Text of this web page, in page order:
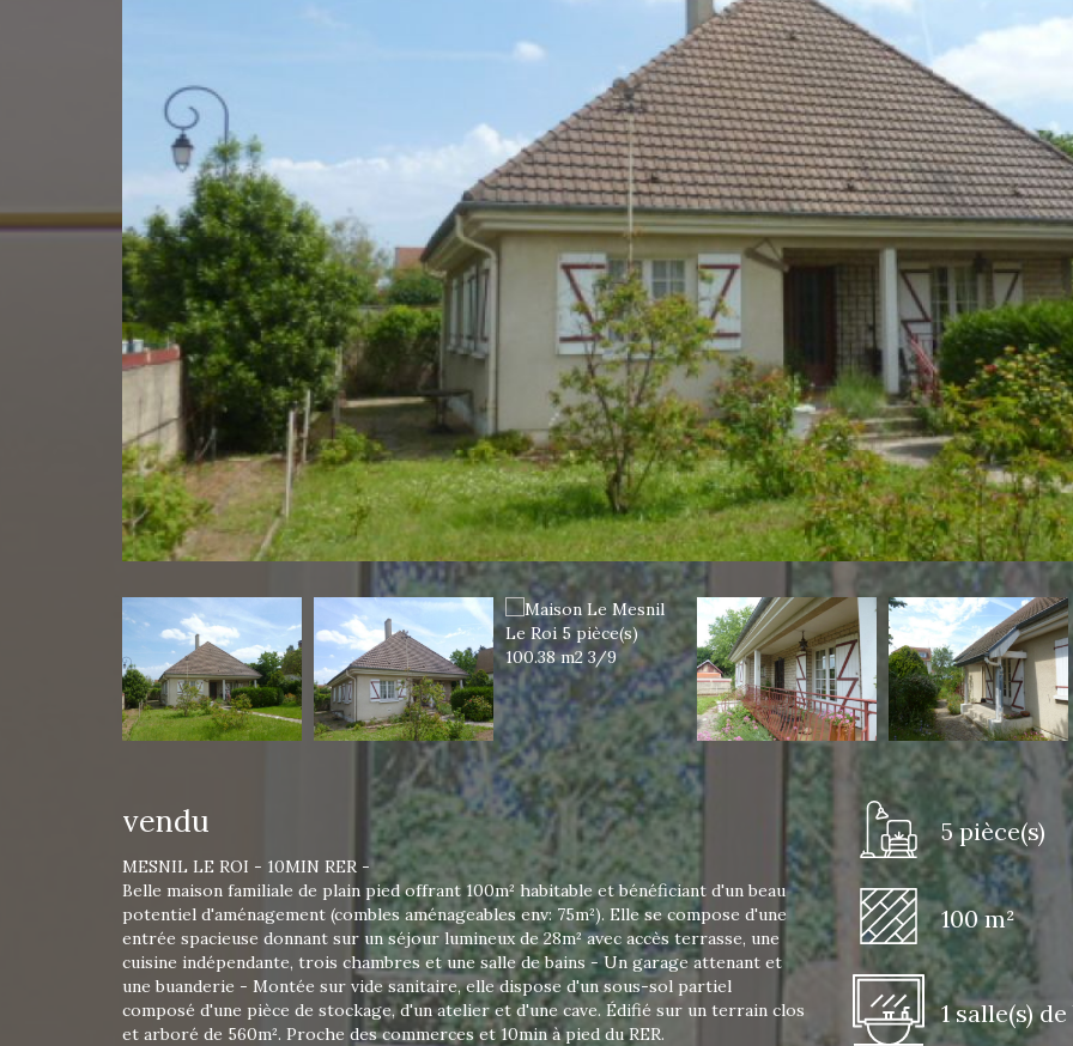
vendu
MESNIL LE ROI - 10MIN RER -
Belle maison familiale de plain pied offrant 100m² habitable et bénéficiant d'un beau
potentiel d'aménagement (combles aménageables env: 75m²). Elle se compose d'une
entrée spacieuse donnant sur un séjour lumineux de 28m² avec accès terrasse, une
cuisine indépendante, trois chambres et une salle de bains - Un garage attenant et
une buanderie - Montée sur vide sanitaire, elle dispose d'un sous-sol partiel
composé d'une pièce de stockage, d'un atelier et d'une cave. Édifié sur un terrain clos
et arboré de 560m². Proche des commerces et 10min à pied du RER.
5 pièce(s)
100 m²
1 salle(s)